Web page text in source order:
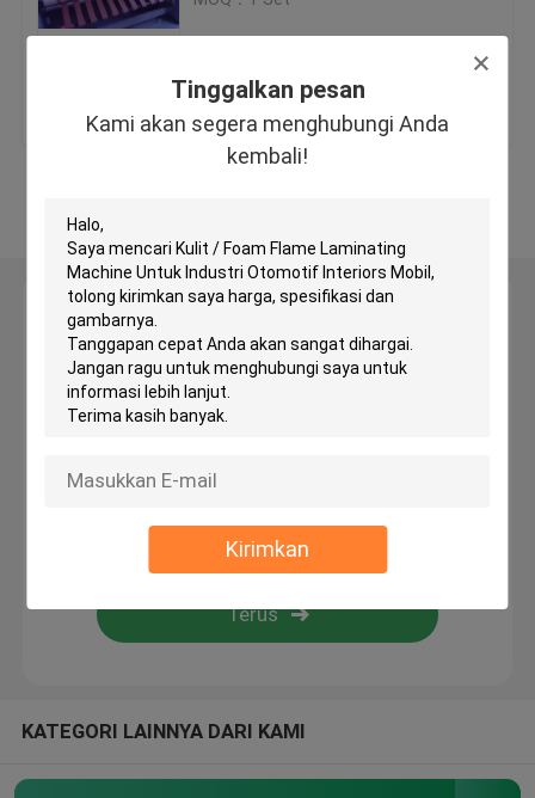
Tinggalkan pesan
Kami akan segera menghubungi Anda
kembali!
Kirimkan
Mesin Roll Slitting
Mesin Cutter Fabric Strip
Mesin Cut Cut Fabric
Mesin Spreading Otomatis
Mesin Pembuat Sarung Tangan
Harga terbaik Hubungi kami
Tinggalkan pesan
Kami akan segera menghubungi Anda kembali!
KATEGORI LAINNYA DARI KAMI